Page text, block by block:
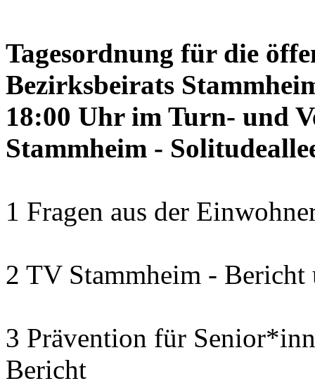
Tagesordnung für die
Bezirksbeirats
18:00 Uhr im Turn- und
Stammheim -
1 Fragen aus der
2 TV Stammheim - Bericht
3 Prävention für
Bericht